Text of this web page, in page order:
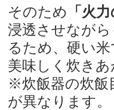
そのため 「火
浸透させなが
るため、硬い
美味しく炊き
※炊飯器の炊飯
が異なります。